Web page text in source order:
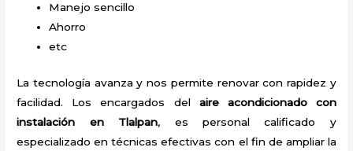
Manejo sencillo
Ahorro
etc
La tecnología avanza y nos permite renovar con rapidez y
facilidad. Los encargados del aire acondicionado con
instalación en Tlalpan, es personal calificado y
especializado en técnicas efectivas con el fin de ampliar la